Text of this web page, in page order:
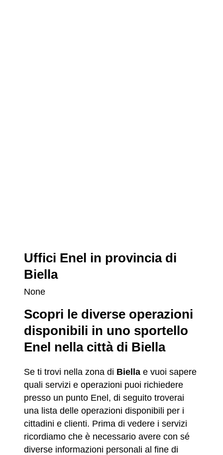
Uffici Enel in provincia di
Biella
None
Scopri le diverse operazioni
disponibili in uno sportello
Enel nella città di Biella
Se ti trovi nella zona di Biella e vuoi sapere
quali servizi e operazioni puoi richiedere
presso un punto Enel, di seguito troverai
una lista delle operazioni disponibili per i
cittadini e clienti. Prima di vedere i servizi
ricordiamo che è necessario avere con sé
diverse informazioni personali al fine di